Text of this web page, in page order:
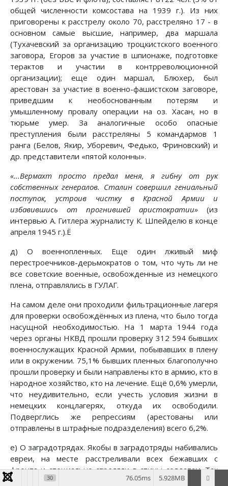
общей численности комсостава на 1939 г.). Из них
приговорены к расстрелу около 70, расстреляно 17 - в
основном самые высшие, например, два маршала
(Тухачевский за организацию троцкистского военного
заговора, Егоров за участие в шпионаже, подготовке
терактов и участии в контрреволюционной
организации); еще один маршал, Блюхер, был
арестован за участие в военно-фашистском заговоре,
приведшим к необоснованным потерям и
умышленному провалу операции на оз. Хасан, но в
тюрьме умер. За аналогичные особо опасные
преступления были расстреляны 5 командармов 1
ранга (Белов, Якир, Уборевич, Федько, Фриновский) и
др. представители «пятой колонны».
«...Вермахт просто предал меня, я гибну от рук
собственных генералов. Сталин совершил гениальный
поступок, устроив чистку в Красной Армии и
избавившись от прогнившей аристократии» (из
интервью А. Гитлера журналисту К. Шпейделю в конце
апреля 1945 г.).Ё
д) О военнопленных. Еще один лживый миф
перестроечников-дерьмократов о том, что чуть ли не
все советские военные, освобожденные из немецкого
плена, отправлялись в ГУЛАГ.
На самом деле они проходили фильтрационные лагеря
для проверки освобождённых из плена, что было тогда
насущной необходимостью. На 1 марта 1944 года
через органы НКВД прошли проверку 312 594 бывших
военнослужащих Красной Армии, побывавших в плену
или в окружении. 75,1% бывших пленных благополучно
прошли проверку и были направлены кто в армию, кто в
народное хозяйство, кто на лечение. Ещё 0,6% умерли,
что неудивительно, если учесть условия жизни в
немецких концлагерях, откуда их освободили.
Подверглись же репрессиям (арестованы или
отправлены в штрафные подразделения) всего 6,2%.
е) О заградотрядах. Якобы в заградотряды набивались
евреи, на месте расстреливали всех бежавших с
фронта и специально стреляли в спины солдатам. Так
ли это?
30 5.928MB
76.05ms